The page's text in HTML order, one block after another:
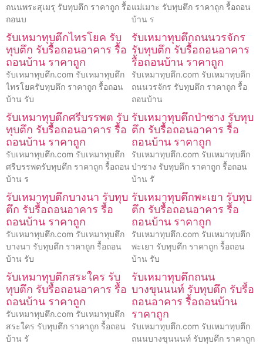
ถนนพระสุเมรุ รับทุบตึก ราคาถูก รื้อ
ถอนบ
แม่เมาะ รับทุบตึก ราคาถูก รื้อถอน
บ้าน ร
รับเหมาทุบตึกไทรโยค รับ
ทุบตึก รับรื้อถอนอาคาร รื้อ
ถอนบ้าน ราคาถูก
รับเหมาทุบตึก.com รับเหมาทุบตึก
ไทรโยครับทุบตึก ราคาถูก รื้อถอน
บ้าน รับ
รับเหมาทุบตึกถนนวรจักร
รับทุบตึก รับรื้อถอนอาคาร
รื้อถอนบ้าน ราคาถูก
รับเหมาทุบตึก.com รับเหมาทุบตึก
ถนนวรจักร รับทุบตึก ราคาถูก รื้อ
ถอนบ้าน
รับเหมาทุบตึกศรีบรรพต รับ
ทุบตึก รับรื้อถอนอาคาร รื้อ
ถอนบ้าน ราคาถูก
รับเหมาทุบตึก.com รับเหมาทุบตึก
ศรีบรรพตรับทุบตึก ราคาถูก รื้อถอน
บ้าน ร
รับเหมาทุบตึกป่าซาง รับทุบ
ตึก รับรื้อถอนอาคาร รื้อ
ถอนบ้าน ราคาถูก
รับเหมาทุบตึก.com รับเหมาทุบตึก
ป่าซาง รับทุบตึก ราคาถูก รื้อถอน
บ้าน รั
รับเหมาทุบตึกบางนา รับทุบ
ตึก รับรื้อถอนอาคาร รื้อ
ถอนบ้าน ราคาถูก
รับเหมาทุบตึก.com รับเหมาทุบตึก
บางนา รับทุบตึก ราคาถูก รื้อถอน
บ้าน รับ
รับเหมาทุบตึกพะเยา รับทุบ
ตึก รับรื้อถอนอาคาร รื้อ
ถอนบ้าน ราคาถูก
รับเหมาทุบตึก.com รับเหมาทุบตึก
พะเยา รับทุบตึก ราคาถูก รื้อถอน
บ้าน รับ
รับเหมาทุบตึกสระใคร รับ
ทุบตึก รับรื้อถอนอาคาร รื้อ
ถอนบ้าน ราคาถูก
รับเหมาทุบตึก.com รับเหมาทุบตึก
สระใคร รับทุบตึก ราคาถูก รื้อถอน
บ้าน รั
รับเหมาทุบตึกถนน
บางขุนนนท์ รับทุบตึก รับรื้อ
ถอนอาคาร รื้อถอนบ้าน
ราคาถูก
รับเหมาทุบตึก.com รับเหมาทุบตึก
ถนนบางขุนนนท์ รับทุบตึก ราคาถูก